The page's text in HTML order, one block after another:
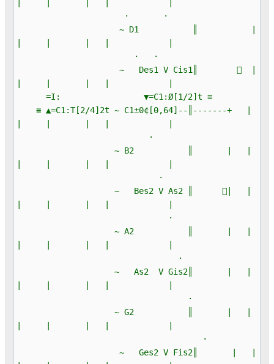
· ·
~ D1 ║ |
· ·
~ Des1 V Cis1║  |
=I: ▼=C1:Ø[1/2]t ≡
≡ ▲=C1:T[2/4]2t ~ C1±0¢[0,64]--║-------+ |
·
~ B2 ║ | |
·
~ Bes2 V As2 ║ | |
·
~ A2 ║ | |
·
~ As2 V Gis2║ | |
·
~ G2 ║ | |
·
~ Ges2 V Fis2║ | |